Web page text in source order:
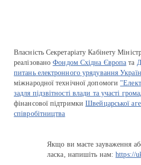
Власність Секретаріату Кабінету
реалізованоФондом Східна Європа та
питань електронного урядування
міжнародної технічної допомоги
задля підзвітності влади та участі
фінансової підтримкиШвейцарської
співробітництва
Якщо ви маєте зауваження
ласка, напишіть нам:https://